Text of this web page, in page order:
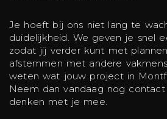
Je hoeft bij ons niet lang te
duidelijkheid. We geven je snel
zodat jij verder kunt met
afstemmen met andere
weten wat jouw project in
Neem dan vandaag nog
denken met je mee.